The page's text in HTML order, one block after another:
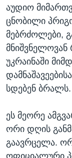
აუდიო
ცნობილი
მებრძოლები,
უკრაინაში
სდებენ ბრალს.
ეს მეორე
ორი დღის
გაავრცელა.